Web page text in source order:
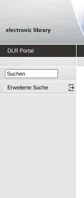
DLR Portal
Erweiterte Suche